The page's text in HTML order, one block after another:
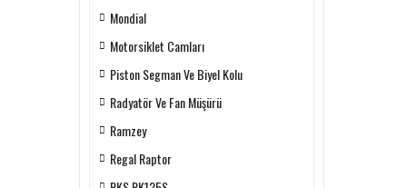
Mondial
Motorsiklet Camları
Piston Segman Ve Biyel Kolu
Radyatör Ve Fan Müşürü
Ramzey
Regal Raptor